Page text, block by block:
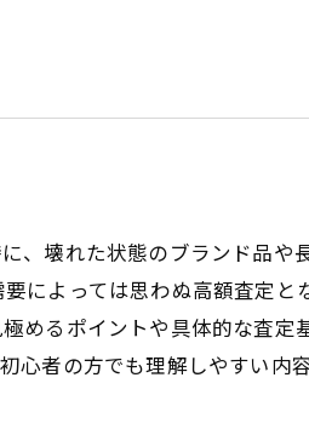
、壊れた状態のブランド品や
によっては思わぬ高額査定と
めるポイントや具体的な査定
心者の方でも理解しやすい内